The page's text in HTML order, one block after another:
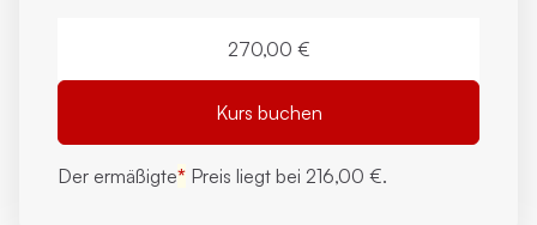
270,00 €
Kurs buchen
Der ermäßigte* Preis liegt bei 216,00 €.